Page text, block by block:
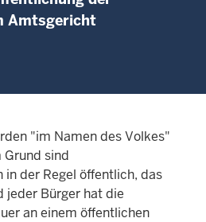
Amtsgericht
"im Namen des Volkes"
sind
in der Regel öffentlich, das
jeder Bürger hat die
an einem öffentlichen